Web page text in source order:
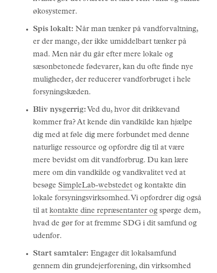
økosystemer.
Spis lokalt: Når man tænker på vandforvaltning,
er der mange, der ikke umiddelbart tænker på
mad. Men når du går efter mere lokale og
sæsonbetonede fødevarer, kan du ofte finde nye
muligheder, der reducerer vandforbruget i hele
forsyningskæden.
Bliv nysgerrig: Ved du, hvor dit drikkevand
kommer fra? At kende din vandkilde kan hjælpe
dig med at føle dig mere forbundet med denne
naturlige ressource og opfordre dig til at være
mere bevidst om dit vandforbrug. Du kan lære
mere om din vandkilde og vandkvalitet ved at
besøge SimpleLab-webstedet og kontakte din
lokale forsyningsvirksomhed. Vi opfordrer dig også
til at kontakte dine repræsentanter og spørge dem,
hvad de gør for at fremme SDG i dit samfund og
udenfor.
Start samtaler: Engager dit lokalsamfund
gennem din grundejerforening, din virksomhed